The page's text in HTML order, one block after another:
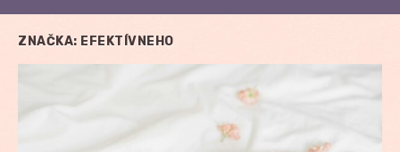
ZNAČKA: EFEKTÍVNEHO